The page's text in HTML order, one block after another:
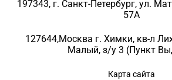
197343, г. Санкт-Петербург, ул.
57A
127644,Москва г. Химки, кв-л
Малый, з/у 3 (Пункт
Карта сайта